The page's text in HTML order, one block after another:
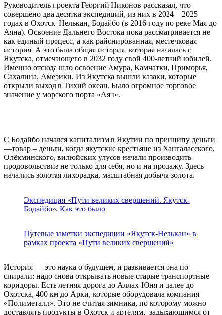
Руководитель проекта Георгий Никонов рассказал, что
совершено два десятка экспедиций, из них в 2024—2025
годах в Охотск, Нелькан, Бодайбо (в 2016 году по реке Мая до
Аяна). Освоение Дальнего Востока пока рассматривается не
как единый процесс, а как районированная, местечковая
история. А это была общая история, которая началась с
Якутска, отмечающего в 2032 году свой 400-летний юбилей.
Именно отсюда шло освоение Амура, Камчатки, Приморья,
Сахалина, Америки. Из Якутска вышли казаки, которые
открыли выход в Тихий океан. Было огромное торговое
значение у морского порта «Аян».
С Бодайбо начался капитализм в Якутии по принципу деньги
—товар – деньги, когда якутские крестьяне из Хангаласского,
Олёкминского, вилюйских улусов начали производить
продовольствие не только для себя, но и на продажу. Здесь
начались золотая лихорадка, масштабная добыча золота.
Экспедиция «Пути великих свершений. Якутск-
Бодайбо». Как это было
Путевые заметки экспедиции «Якутск-Нелькан» в
рамках проекта «Пути великих свершений»
История — это наука о будущем, и развивается она по
спирали: надо снова открывать новые старые транспортные
коридоры. Есть летняя дорога до Аллах-Юня и далее до
Охотска, 400 км до Арки, которые оборудовала компания
«Полиметалл». Это не считая зимника, по которому можно
доставлять продукты в Охотск и артелям, задыхающимся от